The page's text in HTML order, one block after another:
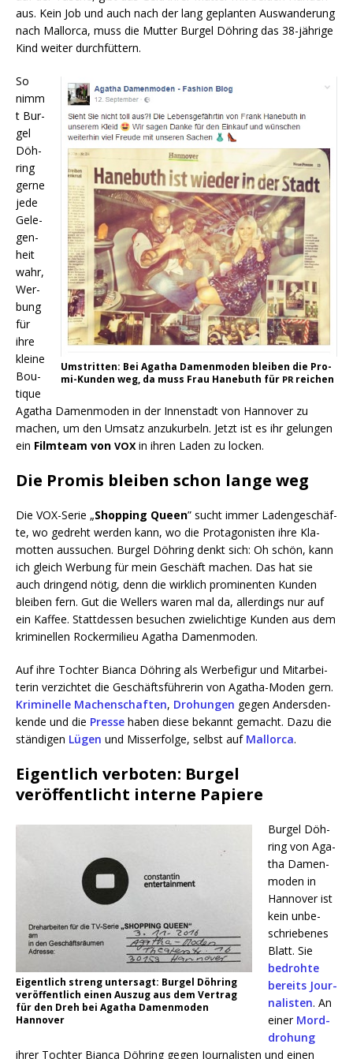
aus. Kein Job und auch nach der lang geplan­ten Aus­wan­de­rung
nach Mal­lor­ca, muss die Mut­ter Bur­gel Döh­ring das 38-jäh­ri­ge
Kind wei­ter durchfüttern.
Umstrit­ten: Bei Aga­tha Damen­mo­den blei­ben die Pro­
mi-Kun­den weg, da muss Frau Hane­buth für PRreichen
So
nimm
t Bur­
gel
Döh­
ring
ger­ne
jede
Gele­
gen­
heit
wahr,
Wer­
bung
für
ihre
klei­ne
Bou­
tique
Aga­tha Damen­mo­den in der Innen­stadt von Han­no­ver zu
machen, um den Umsatz anzu­kur­beln. Jetzt ist es ihr gelun­gen
ein Film­team von VOXin ihren Laden zu locken.
Die Promis bleiben schon lange weg
Die VOX-Serie „Shop­ping Queen” sucht immer Laden­ge­schäf­
te, wo gedreht wer­den kann, wo die Prot­ago­nis­ten ihre Kla­
mot­ten aus­su­chen. Bur­gel Döh­ring denkt sich: Oh schön, kann
ich gleich Wer­bung für mein Geschäft machen. Das hat sie
auch drin­gend nötig, denn die wirk­lich pro­mi­nen­ten Kun­den
blei­ben fern. Gut die Wel­lers waren mal da, aller­dings nur auf
ein Kaf­fee. Statt­des­sen besu­chen zwie­lich­ti­ge Kun­den aus dem
kri­mi­nel­len Rocker­mi­lieu Aga­tha Damenmoden.
Auf ihre Toch­ter Bian­ca Döh­ring als Wer­be­fi­gur und Mit­ar­bei­
te­rin ver­zich­tet die Geschäfts­füh­re­rin von Aga­tha-Moden gern.
Kri­mi­nel­le Machen­schaf­ten, Dro­hun­gen gegen Anders­den­
ken­de und die Pres­se haben die­se bekannt gemacht. Dazu die
stän­di­gen Lügen und Miss­erfol­ge, selbst auf Mal­lor­ca.
Eigentlich verboten: Burgel
veröffentlicht interne Papiere
Eigent­lich streng unter­sagt: Bur­gel Döh­ring
ver­öf­fent­lich einen Aus­zug aus dem Ver­trag
für den Dreh bei Aga­tha Damen­mo­den
Hannover
Bur­gel Döh­
ring von Aga­
tha Damen­
mo­den in
Han­no­ver ist
kein unbe­
schrie­be­nes
Blatt. Sie
bedroh­te
bereits Jour­
na­lis­ten. An
einer Mord­
dro­hung
ihrer Toch­ter Bian­ca Döh­ring gegen Jour­na­lis­ten und einen